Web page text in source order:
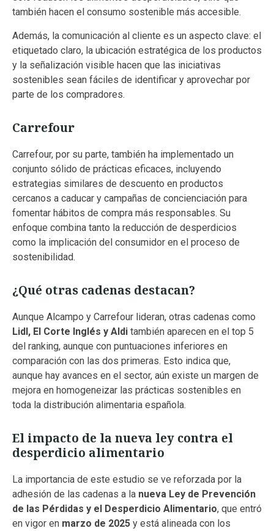
también hacen el consumo sostenible más accesible.
Además, la comunicación al cliente es un aspecto clave: el
etiquetado claro, la ubicación estratégica de los productos
y la señalización visible hacen que las iniciativas
sostenibles sean fáciles de identificar y aprovechar por
parte de los compradores.
Carrefour
Carrefour, por su parte, también ha implementado un
conjunto sólido de prácticas eficaces, incluyendo
estrategias similares de descuento en productos
cercanos a caducar y campañas de concienciación para
fomentar hábitos de compra más responsables. Su
enfoque combina tanto la reducción de desperdicios
como la implicación del consumidor en el proceso de
sostenibilidad.
¿Qué otras cadenas destacan?
Aunque Alcampo y Carrefour lideran, otras cadenas como
Lidl, El Corte Inglés y Aldi también aparecen en el top 5
del ranking, aunque con puntuaciones inferiores en
comparación con las dos primeras. Esto indica que,
aunque hay avances en el sector, aún existe un margen de
mejora en homogeneizar las prácticas sostenibles en
toda la distribución alimentaria española.
El impacto de la nueva ley contra el
desperdicio alimentario
La importancia de este estudio se ve reforzada por la
adhesión de las cadenas a la nueva Ley de Prevención
de las Pérdidas y el Desperdicio Alimentario, que entró
en vigor en marzo de 2025 y está alineada con los